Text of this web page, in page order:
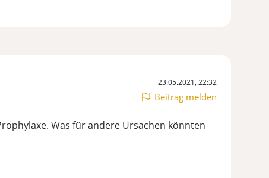
23.05.2021, 22:32
Beitrag melden
Was für andere Ursachen könnten